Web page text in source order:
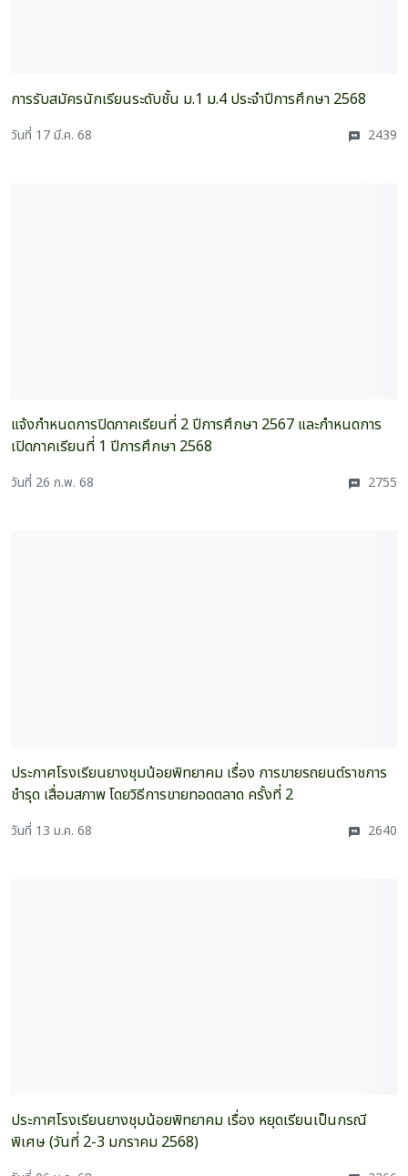
การรับสมัครนักเรียนระดับชั้น ม.1 ม.4 ประจำปีการศึกษา 2568
วันที่ 17 มี.ค. 68 2439
แจ้งกำหนดการปิดภาคเรียนที่ 2 ปีการศึกษา 2567 และกำหนดการ
เปิดภาคเรียนที่ 1 ปีการศึกษา 2568
วันที่ 26 ก.พ. 68 2755
ประกาศโรงเรียนยางชุมน้อยพิทยาคม เรื่อง การขายรถยนต์ราชการ
ชำรุด เสื่อมสภาพ โดยวิธีการขายทอดตลาด ครั้งที่ 2
วันที่ 13 ม.ค. 68 2640
ประกาศโรงเรียนยางชุมน้อยพิทยาคม เรื่อง หยุดเรียนเป็นกรณี
พิเศษ (วันที่ 2-3 มกราคม 2568)